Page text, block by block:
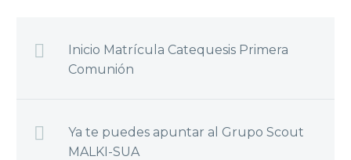
Inicio Matrícula Catequesis Primera
Comunión
Ya te puedes apuntar al Grupo Scout
MALKI-SUA